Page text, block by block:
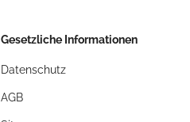
Gesetzliche Informationen
Datenschutz
AGB